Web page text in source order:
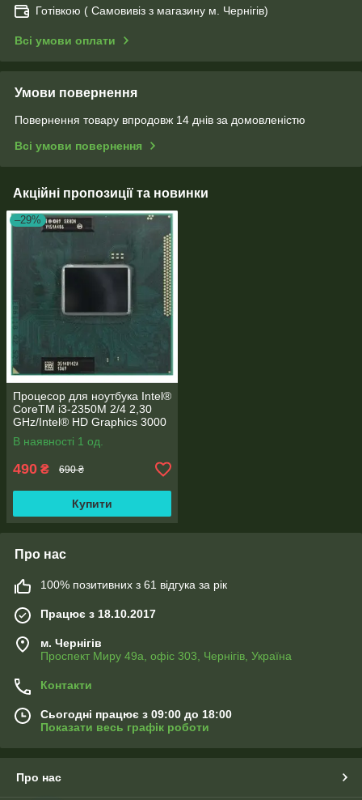
Готівкою ( Самовивіз з магазину м. Чернігів)
Всі умови оплати
Умови повернення
Повернення товару впродовж 14 днів за домовленістю
Всі умови повернення
Акційні пропозиції та новинки
–29%
Процесор для ноутбука Intel®
CoreTM i3-2350M 2/4 2,30
GHz/Intel® HD Graphics 3000
PPGA988
В наявності 1 од.
490 ₴ 690 ₴
Купити
Про нас
100% позитивних з 61 відгука за рік
Працює з 18.10.2017
м. Чернігів
Проспект Миру 49а, офіс 303, Чернігів, Україна
Контакти
Сьогодні працює з 09:00 до 18:00
Показати весь графік роботи
Про нас